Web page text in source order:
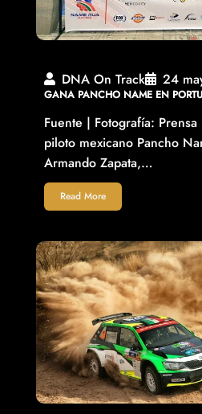
DNA On Track 24
GANA PANCHO NAME EN
Fuente | Fotografí­a:
piloto mexicano Pancho
Armando Zapata,…
Read More